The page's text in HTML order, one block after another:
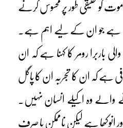
کو حقیقی طور پر محسوس کرنے
ہے جو ان کے لیے اہم ہے۔
باربرا رومر کا کہنا ہے کہ ان
ہے کہ ان کا تجربہ ان کا پاگل
والے وہ اکیلے انسان نہیں۔
انوکھا ہے لیکن ناممکن یا صرف